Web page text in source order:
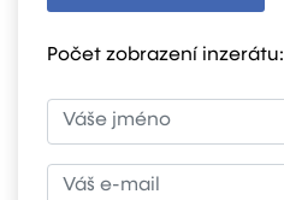
Počet zobrazení inzerátu: